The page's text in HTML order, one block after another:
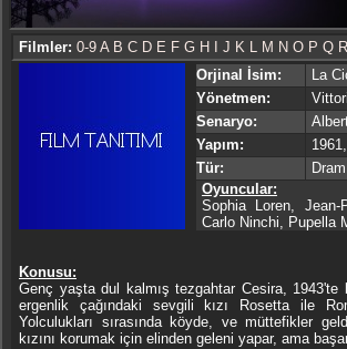
Filmler: 0-9 A B C D E F G H J K L M N O P Q R
Orjinal İsim:
La
Yönetmen:
Senaryo:
Yapım:
Tür:
Dram
Oyuncular:
Sophia Loren,
Carlo Ninchi, Pupella
Konusu:
Genç yaşta dul kalmış tezgahtar Cesira, 1943'te
ergenlik çağındaki sevgili kızı Rosetta ile
Yolculukları sırasında köyde, ve müttefikler
kızını korumak için elinden geleni yapar, ama